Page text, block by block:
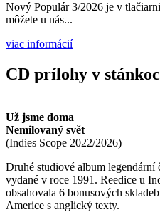
Nový Populár 3/2026 je v
môžete u nás...
viac informácií
CD prílohy v
Už jsme doma
Nemilovaný svět
(Indies Scope 2022/2026)
Druhé studiové album legendární
vydané v roce 1991. Reedice u
obsahovala 6 bonusových
Americe s anglický texty.